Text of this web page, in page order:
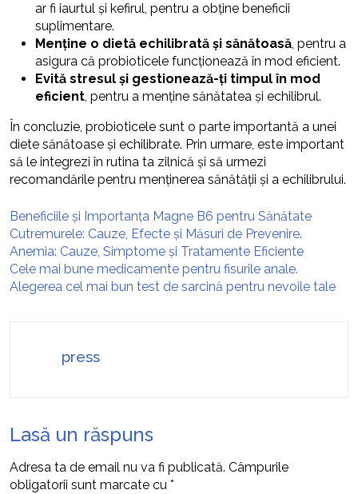
ar fi iaurtul și kefirul, pentru a obține beneficii
suplimentare.
Menține o dietă echilibrată și sănătoasă, pentru a
asigura că probioticele funcționează în mod eficient.
Evită stresul și gestionează-ți timpul în mod
eficient, pentru a menține sănătatea și echilibrul.
În concluzie, probioticele sunt o parte importantă a unei
diete sănătoase și echilibrate. Prin urmare, este important
să le integrezi în rutina ta zilnică și să urmezi
recomandările pentru menținerea sănătății și a echilibrului.
Beneficiile și Importanța Magne B6 pentru Sănătate
Cutremurele: Cauze, Efecte și Măsuri de Prevenire.
Anemia: Cauze, Simptome și Tratamente Eficiente
Cele mai bune medicamente pentru fisurile anale.
Alegerea cel mai bun test de sarcină pentru nevoile tale
press
Lasă un răspuns
Adresa ta de email nu va fi publicată. Câmpurile
obligatorii sunt marcate cu *